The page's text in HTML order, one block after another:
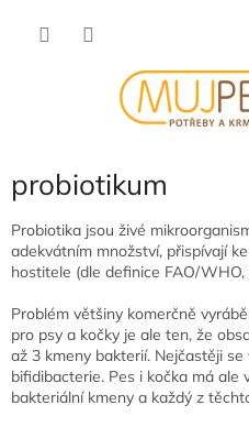
probiotikum
Probiotika jsou živé
adekvátním množství, přispívají
hostitele (dle definice FAO/WHO,
Problém většiny komerčně
pro psy a kočky je ale ten, že
až 3 kmeny bakterií. Nejčastěji
bifidibacterie. Pes i kočka má ale
bakteriální kmeny a každý z